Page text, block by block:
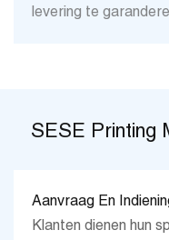
levering te
SESE Printing
Aanvraag En
Klanten dienen hun